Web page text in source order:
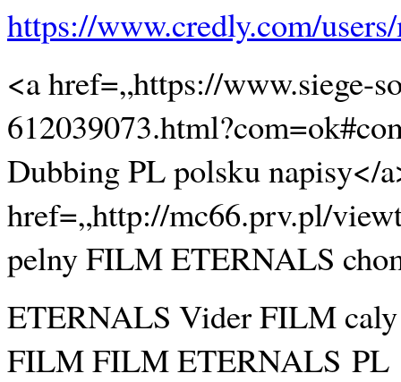
https://www.credly.com/
<a href=„https://www.siege-
Dubbing PL polsku napisy</
href=„http://mc66.prv.pl/
pelny FILM ETERNALS
ETERNALS Vider FILM
FILM FILM ETERNALS PL